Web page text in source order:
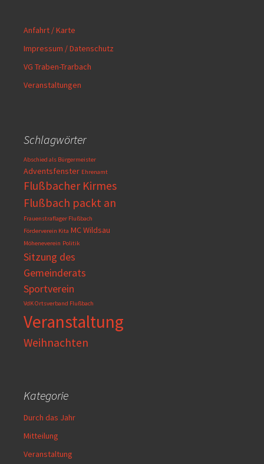
Anfahrt / Karte
Impressum / Datenschutz
VG Traben-Trarbach
Veranstaltungen
Schlagwörter
Abschied als Bürgermeister
Adventsfenster Ehrenamt
Flußbacher Kirmes
Flußbach packt an
Frauenstraflager Flußbach
Förderverein Kita MC Wildsau
Möheneverein Politik
Sitzung des
Gemeinderats
Sportverein
VdK Ortsverband Flußbach
Veranstaltung
Weihnachten
Kategorie
Durch das Jahr
Mitteilung
Veranstaltung